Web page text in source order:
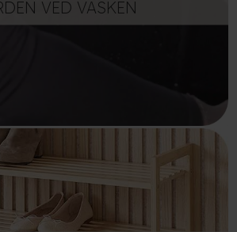
VED VASKEN